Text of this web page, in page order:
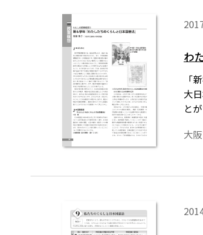
わ
「
大
と
大